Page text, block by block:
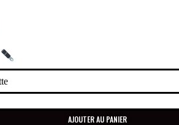
AJOUTER AU PANIER